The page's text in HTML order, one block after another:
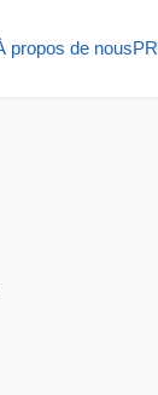
propos de nous